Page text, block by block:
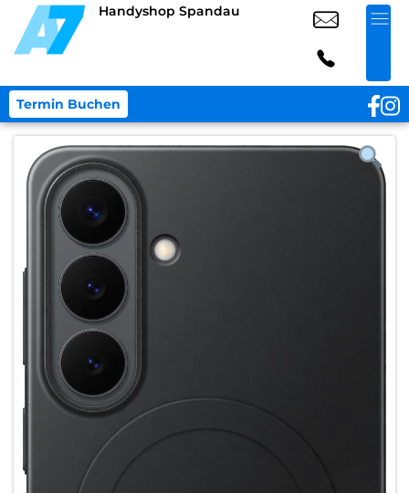
Handyshop Spandau
Termin Buchen